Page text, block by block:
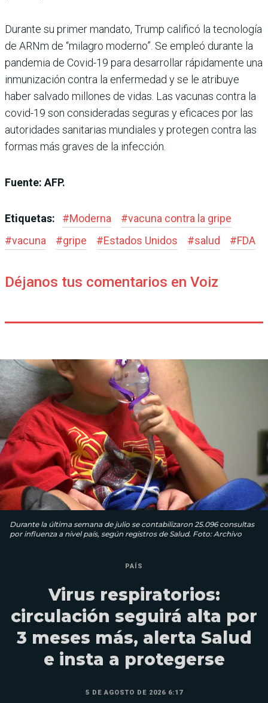
Durante su primer mandato, Trump calificó la tecnología
de ARNm de “milagro moderno”. Se empleó durante la
pandemia de Covid-19 para desarrollar rápidamente una
inmunización contra la enfermedad y se le atribuye
haber salvado millones de vidas. Las vacunas contra la
covid-19 son consideradas seguras y eficaces por las
autoridades sanitarias mundiales y protegen contra las
formas más graves de la infección.
Fuente: AFP.
Etiquetas: #Moderna #vacuna contra la gripe
#vacuna #gripe #Estados Unidos #salud #FDA
Déjanos tus comentarios en Voiz
Durante la última semana de julio se contabilizaron 25.096 consultas
por influenza a nivel país, según registros de Salud. Foto: Archivo
PAÍS
Virus respiratorios:
circulación seguirá alta por
3 meses más, alerta Salud
e insta a protegerse
5 DE AGOSTO DE 2026 6:17